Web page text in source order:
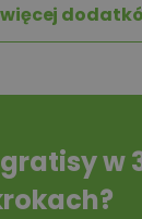
więcej
w